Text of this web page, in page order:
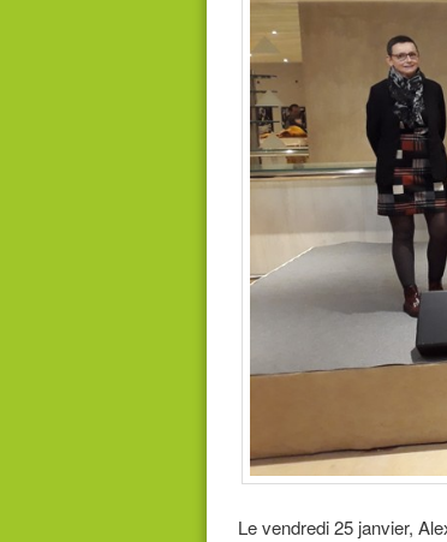
Le vendredi 25 janvier,